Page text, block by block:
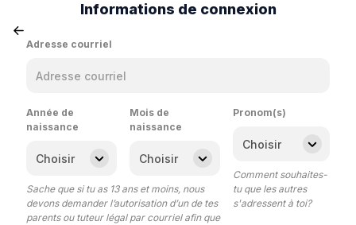
Informations de connexion
Adresse courriel
Année de
naissance
Mois de
naissance
Sache que si tu as 13 ans et moins, nous
devons demander l’autorisation d’un de tes
parents ou tuteur légal par courriel afin que
Pronom(s)
Comment souhaites-
tu que les autres
s'adressent à toi?